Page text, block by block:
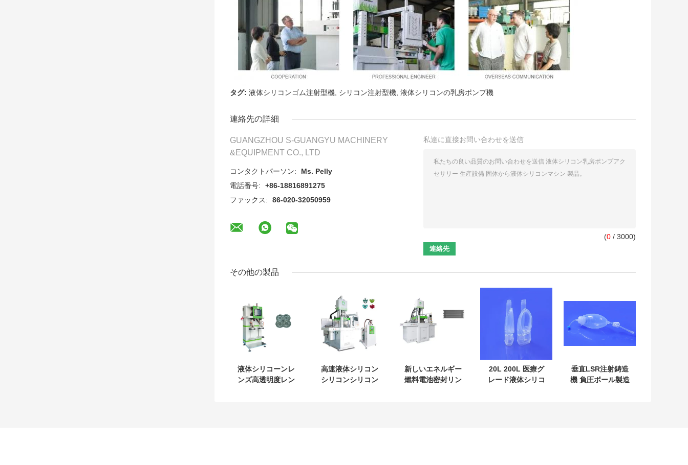
タグ: 液体シリコンゴム注射型機, シリコン注射型機, 液体シリコンの乳房ポンプ機
連絡先の詳細
GUANGZHOU S-GUANGYU MACHINERY
&EQUIPMENT CO., LTD
コンタクトパーソン:
Ms. Pelly
電話番号:
+86-18816891275
ファックス:
86-020-32050959
私達に直接お問い合わせを送信
(0 / 3000)
その他の製品
液体シリコーンレ
ンズ高透明度レン
高速液体シリコン
シリコンシリコン
新しいエネルギー
燃料電池密封リン
20L 200L 医療グ
レード液体シリコ
垂直LSR注射鋳造
機 負圧ボール製造